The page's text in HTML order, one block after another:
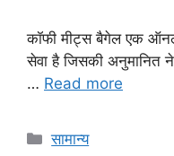
कॉफी मीट्स बैगेल एक
सेवा है जिसकी अनुमानित
… Read more
Categories
सामान्य